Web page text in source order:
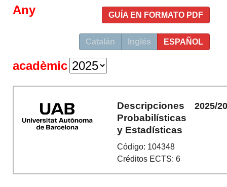
GUÍA EN FORMATO PDF
Catalán Inglés ESPAÑOL
Any
acadèmic
Descripciones
Probabilísticas
y Estadísticas
Código: 104348
Créditos ECTS: 6
2025/